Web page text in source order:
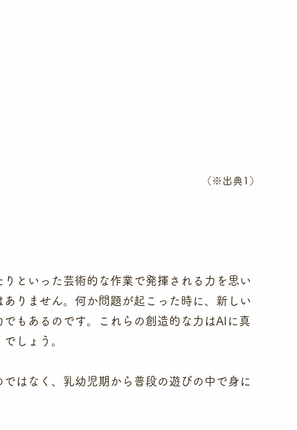
（※出典1）
といった芸術的な作業で発揮される力を思い
りません。何か問題が起こった時に、新しい
もあるのです。これらの創造的な力はAIに真
しょう。
はなく、乳幼児期から普段の遊びの中で身に